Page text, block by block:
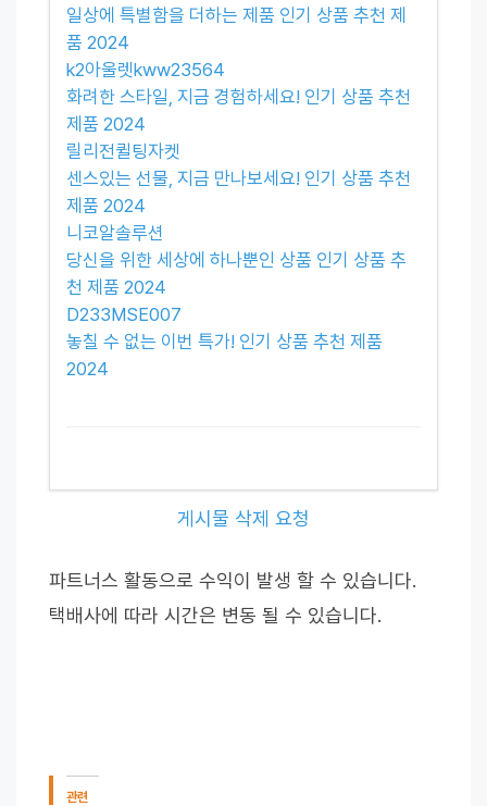
일상에 특별함을 더하는 제품 인기 상품 추천 제
품 2024
k2아울렛kww23564
화려한 스타일, 지금 경험하세요! 인기 상품 추천
제품 2024
릴리전퀼팅자켓
센스있는 선물, 지금 만나보세요! 인기 상품 추천
제품 2024
니코알솔루션
당신을 위한 세상에 하나뿐인 상품 인기 상품 추
천 제품 2024
D233MSE007
놓칠 수 없는 이번 특가! 인기 상품 추천 제품
2024
게시물 삭제 요청
파트너스 활동으로 수익이 발생 할 수 있습니다.
택배사에 따라 시간은 변동 될 수 있습니다.
관련